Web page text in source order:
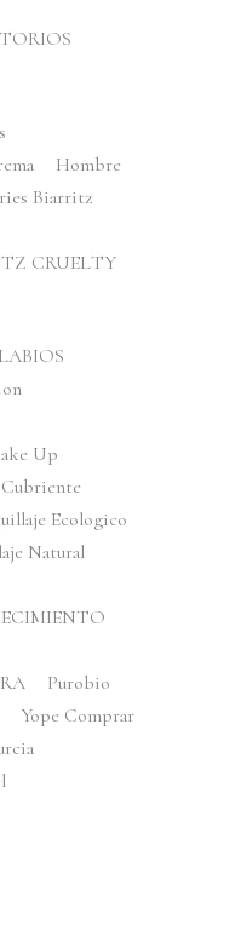
Hombre
Biarritz
CRUELTY
Up
Ecologico
Natural
Purobio
Yope Comprar